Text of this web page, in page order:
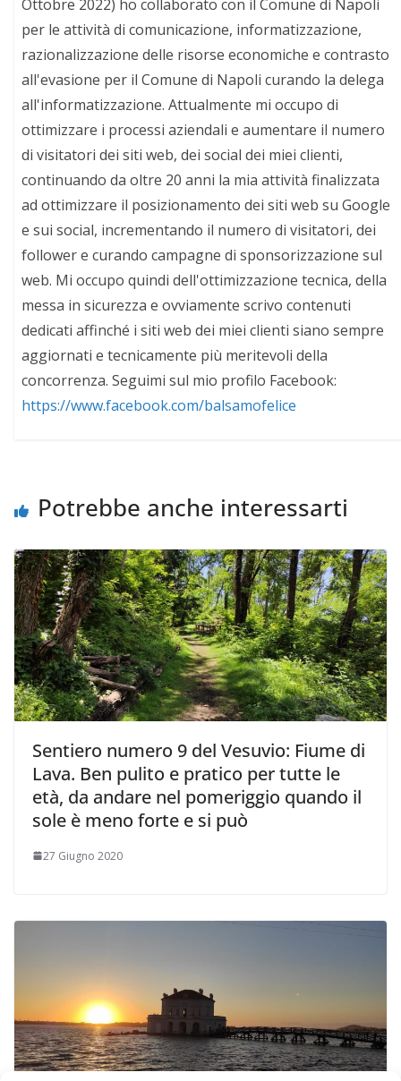
Ottobre 2022) ho collaborato con il Comune di Napoli
per le attività di comunicazione, informatizzazione,
razionalizzazione delle risorse economiche e contrasto
all'evasione per il Comune di Napoli curando la delega
all'informatizzazione. Attualmente mi occupo di
ottimizzare i processi aziendali e aumentare il numero
di visitatori dei siti web, dei social dei miei clienti,
continuando da oltre 20 anni la mia attività finalizzata
ad ottimizzare il posizionamento dei siti web su Google
e sui social, incrementando il numero di visitatori, dei
follower e curando campagne di sponsorizzazione sul
web. Mi occupo quindi dell'ottimizzazione tecnica, della
messa in sicurezza e ovviamente scrivo contenuti
dedicati affinché i siti web dei miei clienti siano sempre
aggiornati e tecnicamente più meritevoli della
concorrenza. Seguimi sul mio profilo Facebook:
https://www.facebook.com/balsamofelice
Potrebbe anche interessarti
Sentiero numero 9 del Vesuvio: Fiume di
Lava. Ben pulito e pratico per tutte le
età, da andare nel pomeriggio quando il
sole è meno forte e si può
27 Giugno 2020